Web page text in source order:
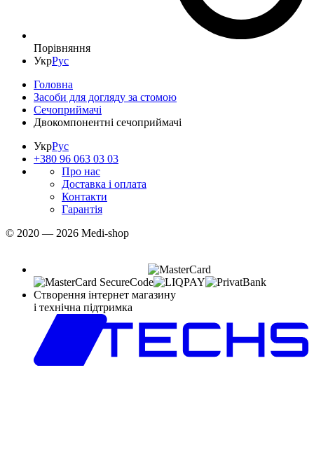
Порівняння
УкрРус
Головна
Засоби для догляду за стомою
Сечоприймачі
Двокомпонентні сечоприймачі
УкрРус
+380 96 063 03 03
Про нас
Доставка і оплата
Контакти
Гарантія
© 2020 — 2026 Medi-shop
Створення інтернет магазину
і технічна підтримка